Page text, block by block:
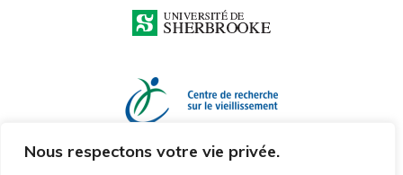
Nous respectons votre vie privée.